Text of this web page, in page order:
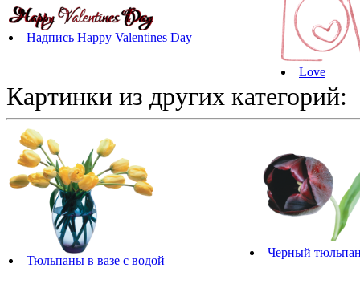
Надпись Happy Valentines Day
Love
Картинки из других категорий:
Тюльпаны в вазе с водой
Черный